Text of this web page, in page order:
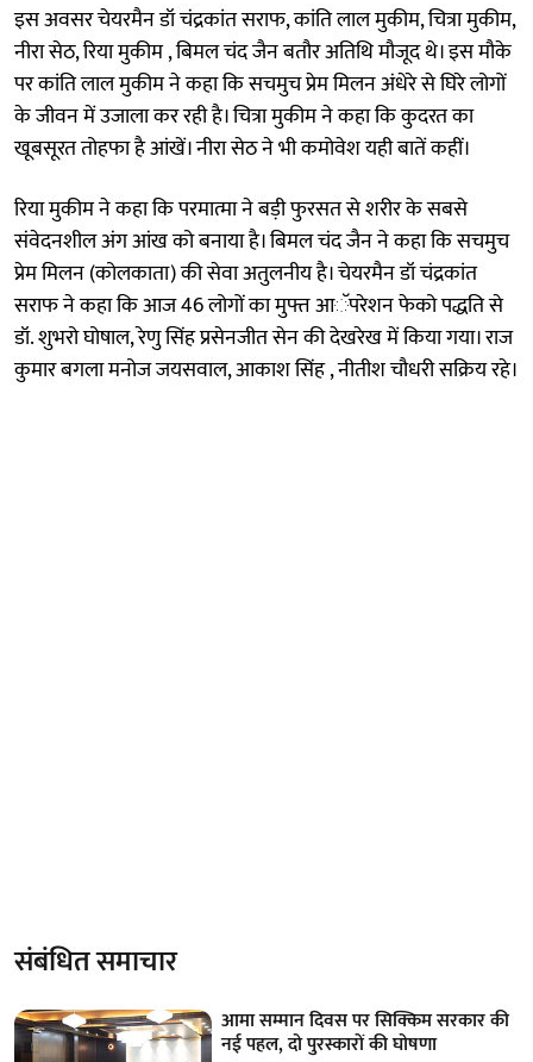
इस अवसर चेयरमैन डॉ चंद्रकांत सराफ, कांति लाल मुकीम, चित्रा मुकीम,
नीरा सेठ, रिया मुकीम , बिमल चंद जैन बतौर अतिथि मौजूद थे। इस मौके
पर कांति लाल मुकीम ने कहा कि सचमुच प्रेम मिलन अंधेरे से घिरे लोगों
के जीवन में उजाला कर रही है। चित्रा मुकीम ने कहा कि कुदरत का
खूबसूरत तोहफा है आंखें। नीरा सेठ ने भी कमोवेश यही बातें कहीं।
रिया मुकीम ने कहा कि परमात्मा ने बड़ी फुरसत से शरीर के सबसे
संवेदनशील अंग आंख को बनाया है। बिमल चंद जैन ने कहा कि सचमुच
प्रेम मिलन (कोलकाता) की सेवा अतुलनीय है। चेयरमैन डॉ चंद्रकांत
सराफ ने कहा कि आज 46 लोगों का मुफ्त आॅपरेशन फेको पद्धति से
डॉ. शुभरो घोषाल, रेणु सिंह प्रसेनजीत सेन की देखरेख में किया गया। राज
कुमार बगला मनोज जयसवाल, आकाश सिंह , नीतीश चौधरी सक्रिय रहे।
संबंधित समाचार
आमा सम्मान दिवस पर सिक्किम सरकार की
नई पहल, दो पुरस्कारों की घोषणा